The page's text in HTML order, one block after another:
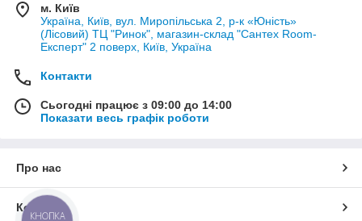
м. Київ
Україна, Київ, вул. Миропільська 2, р-к «Юність»
(Лісовий) ТЦ "Ринок", магазин-склад "Сантех Room-
Експерт" 2 поверх, Київ, Україна
Контакти
Сьогодні працює з 09:00 до 14:00
Показати весь графік роботи
Про нас
Контакти
КНОПКА